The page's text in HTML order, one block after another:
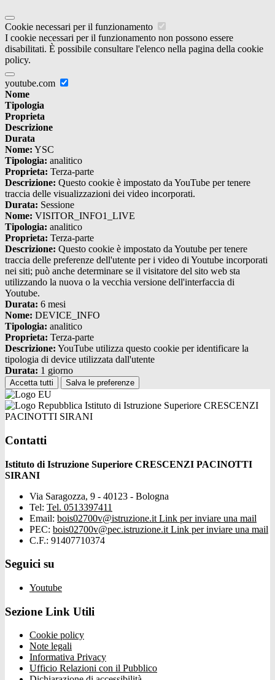
Cookie necessari per il funzionamento
I cookie necessari per il funzionamento non possono essere
disabilitati. È possibile consultare l'elenco nella pagina della cookie
policy.
youtube.com
Nome
Tipologia
Proprieta
Descrizione
Durata
Nome: YSC
Tipologia: analitico
Proprieta: Terza-parte
Descrizione: Questo cookie è impostato da YouTube per tenere
traccia delle visualizzazioni dei video incorporati.
Durata: Sessione
Nome: VISITOR_INFO1_LIVE
Tipologia: analitico
Proprieta: Terza-parte
Descrizione: Questo cookie è impostato da Youtube per tenere
traccia delle preferenze dell'utente per i video di Youtube incorporati
nei siti; può anche determinare se il visitatore del sito web sta
utilizzando la nuova o la vecchia versione dell'interfaccia di
Youtube.
Durata: 6 mesi
Nome: DEVICE_INFO
Tipologia: analitico
Proprieta: Terza-parte
Descrizione: YouTube utilizza questo cookie per identificare la
tipologia di device utilizzata dall'utente
Durata: 1 giorno
Accetta tutti Salva le preferenze
Istituto di Istruzione Superiore CRESCENZI
PACINOTTI SIRANI
Contatti
Istituto di Istruzione Superiore CRESCENZI PACINOTTI
SIRANI
Via Saragozza, 9 - 40123 - Bologna
Tel: Tel. 0513397411
Email: bois02700v@istruzione.it Link per inviare una mail
PEC: bois02700v@pec.istruzione.it Link per inviare una mail
C.F.: 91407710374
Seguici su
Youtube
Sezione Link Utili
Cookie policy
Note legali
Informativa Privacy
Ufficio Relazioni con il Pubblico